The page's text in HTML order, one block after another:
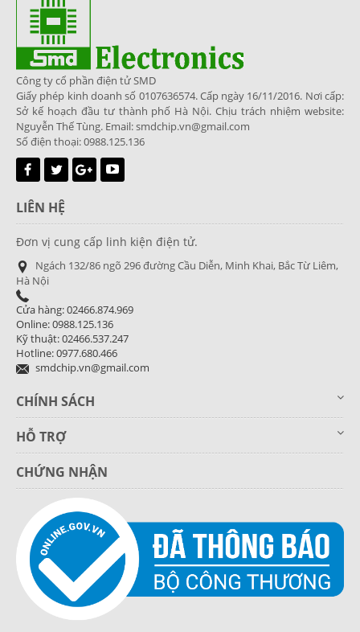
Công ty cổ phần điện tử SMD
Giấy phép kinh doanh số 0107636574. Cấp ngày 16/11/2016. Nơi cấp:
Sở kế hoạch đầu tư thành phố Hà Nội. Chịu trách nhiệm website:
Nguyễn Thế Tùng. Email: smdchip.vn@gmail.com
Số điện thoại: 0988.125.136
LIÊN HỆ
Đơn vị cung cấp linh kiện điện tử.
Ngách 132/86 ngõ 296 đường Cầu Diễn, Minh Khai, Bắc Từ Liêm,
Hà Nội
Cửa hàng: 02466.874.969
Online: 0988.125.136
Kỹ thuật: 02466.537.247
Hotline: 0977.680.466
smdchip.vn@gmail.com
CHÍNH SÁCH
HỖ TRỢ
CHỨNG NHẬN